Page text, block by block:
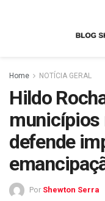
Home NOTÍCIA GERAL
Hildo
municípios
defende
Por Shewton Serra